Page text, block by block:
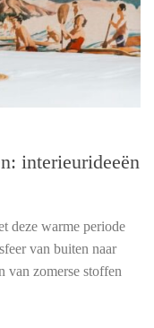
interieurideeën
deze warme periode
van buiten naar
van zomerse stoffen